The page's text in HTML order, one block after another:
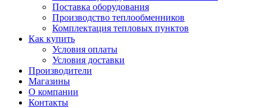
Поставка оборудования
Производство теплообменников
Комплектация тепловых пунктов
Как купить
Условия оплаты
Условия доставки
Производители
Магазины
О компании
Контакты